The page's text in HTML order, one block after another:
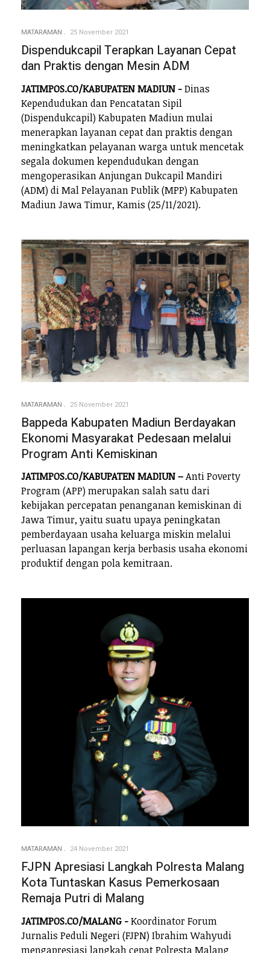
MATARAMAN 25 November 2021
Dispendukcapil Terapkan Layanan Cepat
dan Praktis dengan Mesin ADM
JATIMPOS.CO/KABUPATEN MADIUN -Dinas
Kependudukan dan Pencatatan Sipil
(Dispendukcapil) Kabupaten Madiun mulai
menerapkan layanan cepat dan praktis dengan
meningkatkan pelayanan warga untuk mencetak
segala dokumen kependudukan dengan
mengoperasikan Anjungan Dukcapil Mandiri
(ADM) di Mal Pelayanan Publik (MPP) Kabupaten
Madiun Jawa Timur, Kamis (25/11/2021).
MATARAMAN 25 November 2021
Bappeda Kabupaten Madiun Berdayakan
Ekonomi Masyarakat Pedesaan melalui
Program Anti Kemiskinan
JATIMPOS.CO/KABUPATEN MADIUN –Anti Poverty
Program (APP) merupakan salah satu dari
kebijakan percepatan penanganan kemiskinan di
Jawa Timur, yaitu suatu upaya peningkatan
pemberdayaan usaha keluarga miskin melalui
perluasan lapangan kerja berbasis usaha ekonomi
produktif dengan pola kemitraan.
MATARAMAN 24 November 2021
FJPN Apresiasi Langkah Polresta Malang
Kota Tuntaskan Kasus Pemerkosaan
Remaja Putri di Malang
JATIMPOS.CO/MALANG -Koordinator Forum
Jurnalis Peduli Negeri (FJPN) Ibrahim Wahyudi
mengapresiasi langkah cepat Polresta Malang